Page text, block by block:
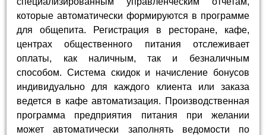
которые автоматически формируются в программе
для общепита. Регистрация в ресторане, кафе,
центрах общественного питания отслеживает
оплаты, как наличным, так и безналичным
способом. Система скидок и начисление бонусов
индивидуально для каждого клиента или заказа
ведется в кафе автоматизация. Производственная
программа предприятия питания при желании
может автоматически заполнять ведомости по